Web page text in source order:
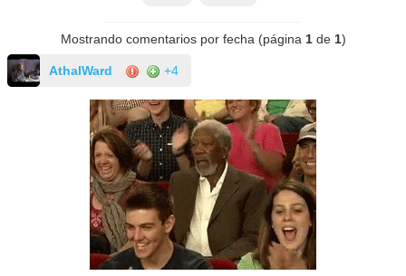
Mostrando comentarios por fecha (página 1de 1)
AthalWard +4